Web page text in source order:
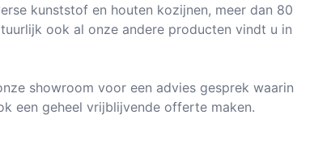
kunststof en houten kozijnen, meer dan 80
ook al onze andere producten vindt u in
showroom voor een advies gesprek waarin
een geheel vrijblijvende offerte maken.